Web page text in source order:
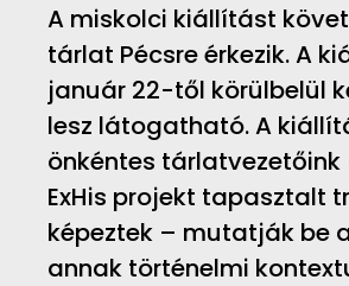
A miskolci kiállítást
tárlat Pécsre érkezik. A
január 22-től körülbelül
lesz látogatható. A
önkéntes tárlatvezetőink
ExHis projekt tapasztalt
képeztek – mutatják be
annak történelmi